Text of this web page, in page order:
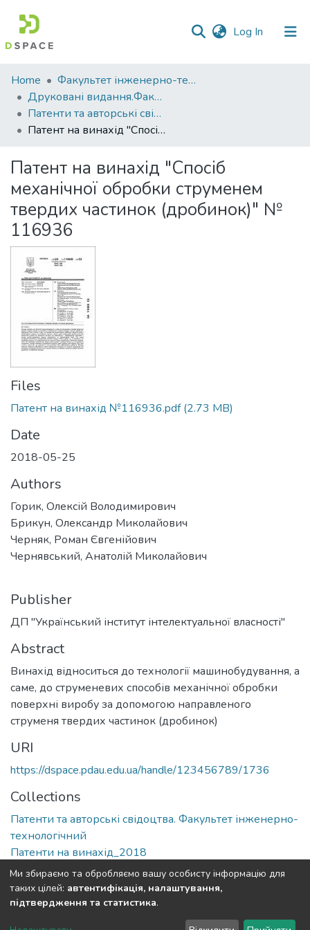
Log In (current)
Communities
&
Collections
Statistics
Home
Факультет інженерно-технологічний
Друковані видання.Факультет інженерно-технологічний
Патенти та авторські свідоцтва. Факультет інженерно-технологічний
Патент на винахід "Спосіб механічної обробки струменем твердих частинок (дробинок)" № 116936
Патент на винахід "Спосіб
механічної обробки струменем
твердих частинок (дробинок)" №
116936
Files
Патент на винахід №116936.pdf(2.73 MB)
Date
2018-05-25
Authors
Горик, Олексій Володимирович
Брикун, Олександр Миколайович
Черняк, Роман Євгенійович
Чернявський, Анатолій Миколайович
Publisher
ДП "Український інститут інтелектуальної власності"
Abstract
Винахід відноситься до технології машинобудування, а
саме, до струменевих способів механічної обробки
поверхні виробу за допомогою направленого
струменя твердих частинок (дробинок)
URI
https://dspace.pdau.edu.ua/handle/123456789/1736
Collections
Патенти та авторські свідоцтва. Факультет інженерно-
технологічний
Патенти на винахід_2018
Full item page
DSpace software copyright © 2002-2026 LYRASIS
Ми збираємо та обробляємо вашу особисту інформацію для
таких цілей: автентифікація, налаштування,
підтвердження та статистика.